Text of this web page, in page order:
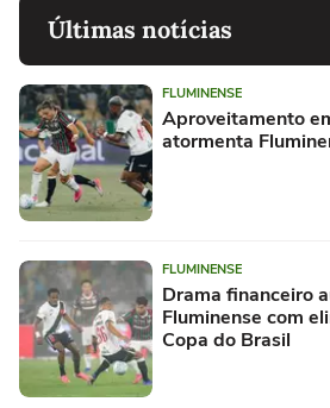
Últimas notícias
FLUMINENSE
Aproveitamento
atormenta
FLUMINENSE
Drama financeiro
Fluminense com
Copa do Brasil